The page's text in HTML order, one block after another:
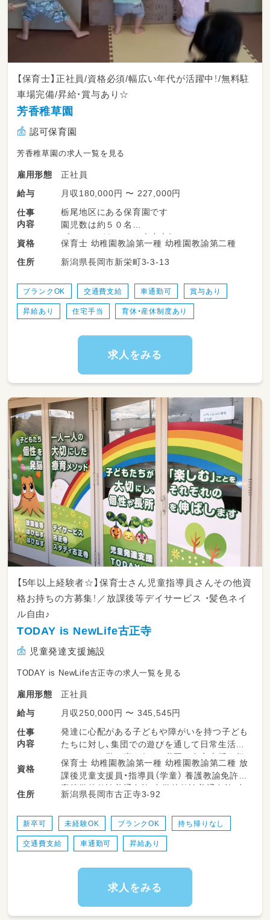
【保育士】正社員/資格必須/幅広い年代が活躍中！/無料駐
車場完備/昇給・賞与あり☆
芳香稚草園
認可保育園
芳香稚草園の求人一覧を見る
雇用形態
正社員
給与
月収180,000円 〜 227,000円
仕事
内容
栃尾地区にある保育園です
園児数は約５０名
ブランクがあっても大丈夫！
少人数での保育を一緒に楽しみませんか？
コミュニケーションの取りやすい職場でお互い
子育て世代の職員も多く在籍しており、男性の
育児休暇の取得やお子さんの行事にも積極的に
参加しています。
【業務内容】
複数担任での未満児クラスをお願いします♪
・園児の迎え入れ
・遊びの見守り
・食事の補助
・トイレの補助
・園内の清掃など
・書類の記入
・行事準備など
などをお願いします！
資格
保育士 幼稚園教諭第一種 幼稚園教諭第二種
住所
新潟県長岡市新栄町3-3-13
ブランクOK 交通費支給 車通勤可 賞与あり
昇給あり 住宅手当 育休・産休制度あり
求人をみる
【5年以上経験者☆】保育士さん児童指導員さんその他資
格お持ちの方募集！／放課後等デイサービス ・髪色ネイ
ル自由♪
TODAY is NewLife古正寺
児童発達支援施設
TODAY is NewLife古正寺の求人一覧を見る
雇用形態
正社員
給与
月収250,000円 〜 345,545円
仕事
内容
発達に心配がある子どもや障がいを持つ子ども
たちに対し、集団での遊びを通して日常生活で
のルールを学ぶ事を伝え、必要な自立支援を行
う仕事（運動・学習・ソーシャルスキルの支援が
メインになります）
【主な業務内容】
児童療育（運動療育、モンテッソーリ教育、公文
式学習など）
活動記録の入力（PCやタブレットを使用）
保護者対応
イベント準備（土・祝日・長期休暇期間に行うイ
ベントの企画や工作などを、保育士さん中心に
お願いしています）
資格
保育士 幼稚園教諭第一種 幼稚園教諭第二種 放
課後児童支援員・指導員（学童） 養護教諭免許
高等学校教諭普通免許 中学校教諭普通免許 小
学校教諭普通免許 心理士 精神保健福祉士 普通
自動車運転免許
住所 新潟県長岡市古正寺3-92
新卒可 未経験OK ブランクOK 持ち帰りなし
交通費支給 車通勤可 昇給あり
求人をみる